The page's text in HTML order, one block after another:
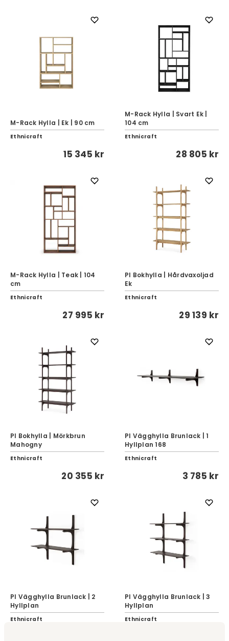
M-Rack Hylla | Ek | 90 cm
Ethnicraft
15 345 kr
M-Rack Hylla | Svart Ek |
104 cm
Ethnicraft
28 805 kr
M-Rack Hylla | Teak | 104
cm
Ethnicraft
27 995 kr
PI Bokhylla | Hårdvaxoljad
Ek
Ethnicraft
29 139 kr
PI Bokhylla | Mörkbrun
Mahogny
Ethnicraft
20 355 kr
PI Vägghylla Brunlack | 1
Hyllplan 168
Ethnicraft
3 785 kr
PI Vägghylla Brunlack | 2
Hyllplan
Ethnicraft
PI Vägghylla Brunlack | 3
Hyllplan
Ethnicraft